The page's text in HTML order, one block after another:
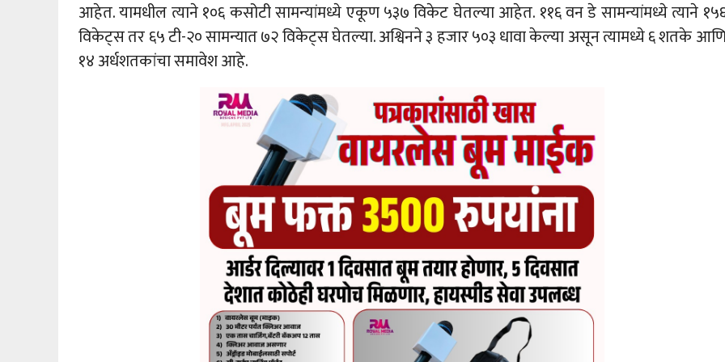
आहेत. यामधील त्याने १०६ कसोटी सामन्यांमध्ये एकूण ५३७ विकेट घेतल्या आहेत. ११६ वन डे सामन्यांमध्ये त्याने
विकेट्स तर ६५ टी-२० सामन्यात ७२ विकेट्स घेतल्या. अश्विनने ३ हजार ५०३ धावा केल्या असून त्यामध्ये ६ शतके
१४ अर्धशतकांचा समावेश आहे.